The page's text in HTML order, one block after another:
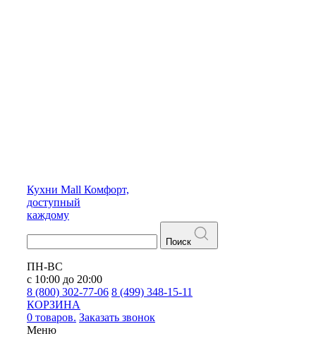
Кухни Mall Комфорт,
доступный
каждому
Поиск
ПН-ВС
с 10:00 до 20:00
8 (800) 302-77-06 8 (499) 348-15-11
КОРЗИНА
0 товаров. Заказать звонок
Меню